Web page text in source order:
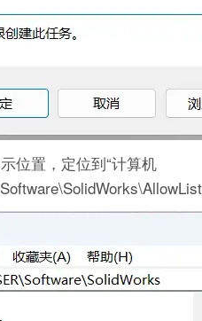
位置，定位到“计算机